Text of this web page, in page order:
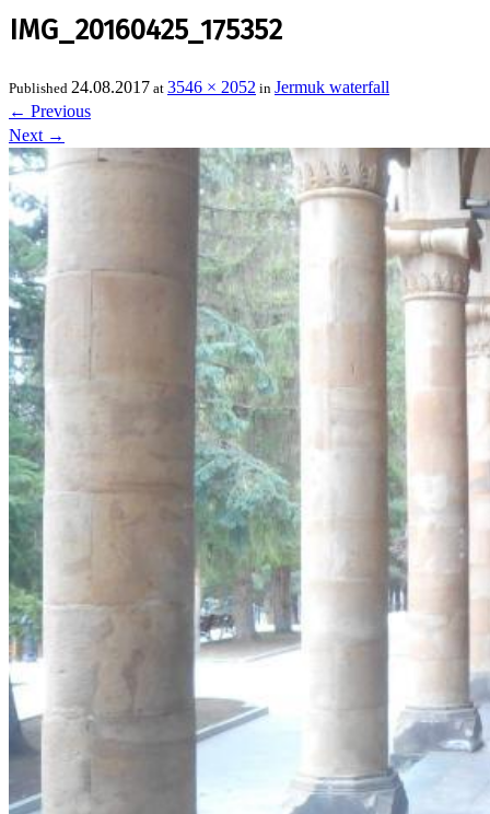
IMG_20160425_175352
Published 24.08.2017 at 3546 × 2052 in Jermuk waterfall
← Previous
Next →